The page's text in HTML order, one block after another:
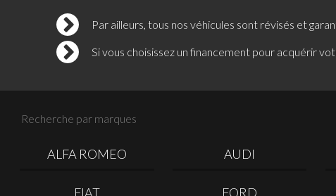
Par ailleurs, tous nos véhicules sont révisés et
Si vous choisissez un financement pour acquérir
Recherche par marques
ALFA ROMEO AUDI
FIAT FORD